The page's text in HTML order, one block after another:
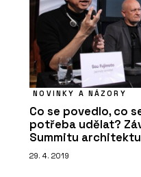
NOVINKY A NÁZORY
Co se povedlo, co
potřeba udělat?
Summitu
29. 4. 2019